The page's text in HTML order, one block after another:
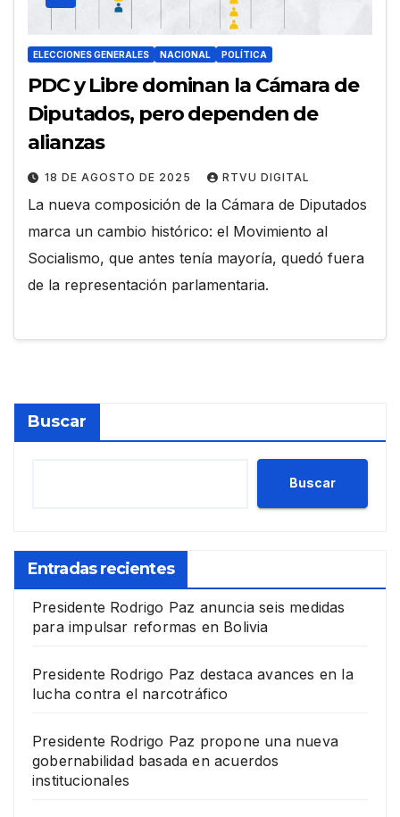
ELECCIONES GENERALES NACIONAL POLÍTICA
PDC y Libre dominan la Cámara de
Diputados, pero dependen de
alianzas
18 DE AGOSTO DE 2025 RTVU DIGITAL
La nueva composición de la Cámara de Diputados
marca un cambio histórico: el Movimiento al
Socialismo, que antes tenía mayoría, quedó fuera
de la representación parlamentaria.
Buscar
Buscar
Entradas recientes
Presidente Rodrigo Paz anuncia seis medidas
para impulsar reformas en Bolivia
Presidente Rodrigo Paz destaca avances en la
lucha contra el narcotráfico
Presidente Rodrigo Paz propone una nueva
gobernabilidad basada en acuerdos
institucionales